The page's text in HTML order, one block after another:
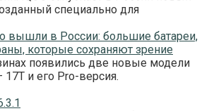
специально для
вышли в России: большие батареи,
которые сохраняют зрение
появились две новые модели
и его Pro-версия.